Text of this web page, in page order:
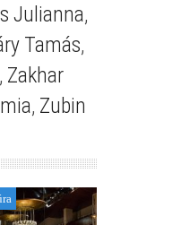
Julianna,
Tamás,
, Zakhar
, Zubin